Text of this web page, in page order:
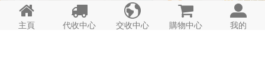

主頁

代收中心

交收中心

購物中心

我的